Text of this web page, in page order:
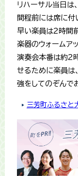
リハーサル当日は
間程前には席に付
早い楽員は2時間
楽器のウォームア
演奏会本番は約2
せるために楽員は
強をしてのぞんで
三芳町ふるさと